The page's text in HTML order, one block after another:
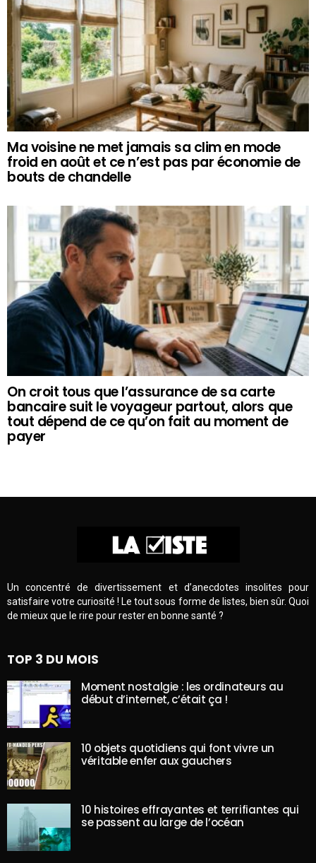
Ma voisine ne met jamais sa clim en mode
froid en août et ce n’est pas par économie de
bouts de chandelle
On croit tous que l’assurance de sa carte
bancaire suit le voyageur partout, alors que
tout dépend de ce qu’on fait au moment de
payer
Un concentré de divertissement et d’anecdotes insolites pour
satisfaire votre curiosité ! Le tout sous forme de listes, bien sûr. Quoi
de mieux que le rire pour rester en bonne santé ?
TOP 3 DU MOIS
Moment nostalgie : les ordinateurs au
début d’internet, c’était ça !
10 objets quotidiens qui font vivre un
véritable enfer aux gauchers
10 histoires effrayantes et terrifiantes qui
se passent au large de l’océan